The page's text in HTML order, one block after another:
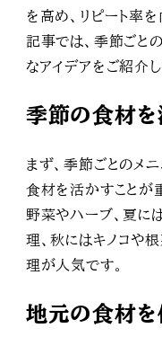
を高め、リピート率
記事では、季節ごと
なアイデアをご紹介し
季節の食材を
まず、季節ごとのメ
食材を活かすことが
野菜やハーブ、夏に
理、秋にはキノコや
理が人気です。
地元の食材を